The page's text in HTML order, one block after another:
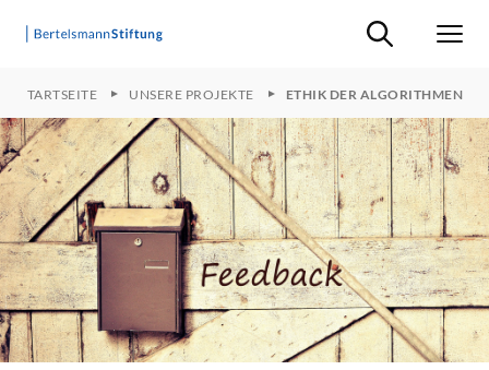
Suche ein-/
STARTSEITE UNSERE PROJEKTE ETHIK DER ALGORITHMEN